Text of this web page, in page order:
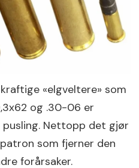
«elgveltere» som
og .30-06 er
pusling. Nettopp det gjør
som fjerner den
forårsaker.